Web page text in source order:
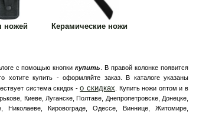
ножей Керамические ножи
с помощью кнопкикупить
. В правой колонке появится
хотите купить - оформляйте заказ. В каталоге указаны
система скидок -о скидках . Купить ножи оптом и в
Киеве, Луганске, Полтаве, Днепропетровске, Донецке,
Николаеве, Кировограде, Одессе, Виннице, Житомире,